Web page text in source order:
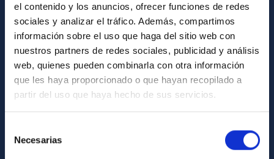
el contenido y los anuncios, ofrecer funciones de redes
sociales y analizar el tráfico. Además, compartimos
información sobre el uso que haga del sitio web con
nuestros partners de redes sociales, publicidad y análisis
web, quienes pueden combinarla con otra información
que les haya proporcionado o que hayan recopilado a
partir del uso que haya hecho de sus servicios.
Necesarias
GENERAL INFORMATION
Contact
How to get to the IAC
List of personnel
Library
General register